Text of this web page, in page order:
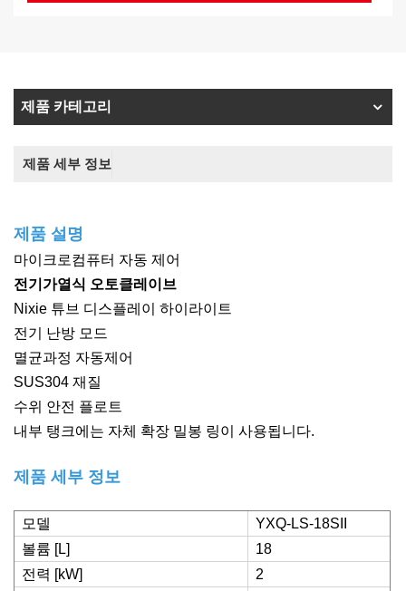
제품 카테고리
제품 세부 정보
제품 설명
마이크로컴퓨터 자동 제어
전기가열식 오토클레이브
Nixie 튜브 디스플레이 하이라이트
전기 난방 모드
멸균과정 자동제어
SUS304 재질
수위 안전 플로트
내부 탱크에는 자체 확장 밀봉 링이 사용됩니다.
제품 세부 정보
모델
YXQ-LS-18SII
볼륨 [L]
18
전력 [kW]
2